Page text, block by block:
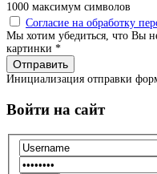
1000 максимум символов
Согласие на обработку
Мы хотим убедиться, что Вы
картинки *
Отправить
Инициализация отправки
Войти на сайт